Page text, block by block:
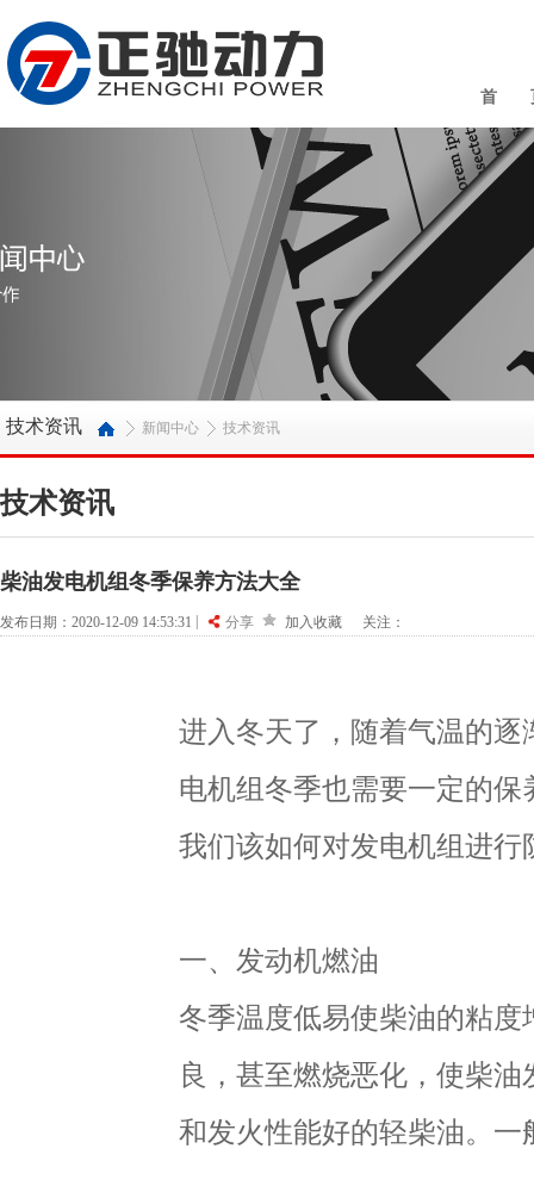
首
技术资讯 新闻中心 技术资讯
技术资讯
柴油发电机组冬季保养方法大全
发布日期：2020-12-09 14:53:31 分享 加入收藏 关注：
进入冬天了，随着气温的
电机组冬季也需要一定的
我们该如何对发电机组进行
一、发动机燃油
冬季温度低易使柴油的粘
良，甚至燃烧恶化，使柴
和发火性能好的轻柴油。